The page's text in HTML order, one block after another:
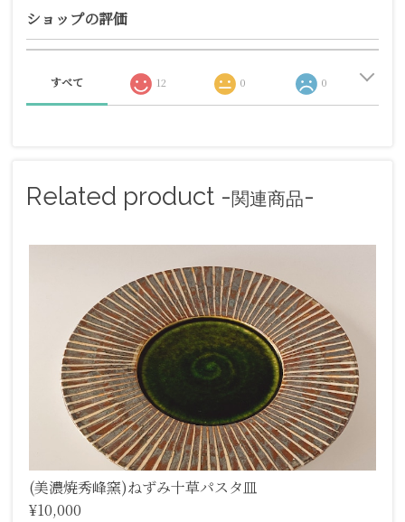
ショップの評価
すべて 12 0 0
Related product -関連商品-
(美濃焼秀峰窯)ねずみ十草パスタ皿
¥10,000